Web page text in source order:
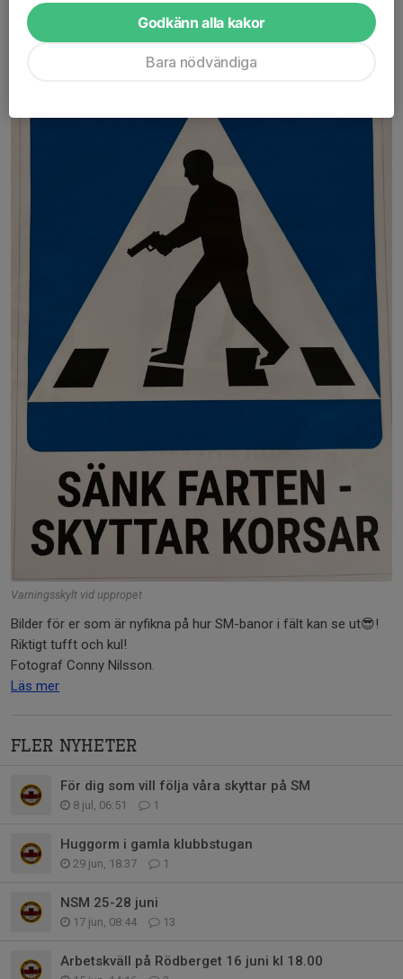
Hur svåra är fält banorna på ett
SM?
0 kommentarer
Varningsskylt vid uppropet
Bilder för er som är nyfikna på hur SM-banor i fält kan se ut😎!
Riktigt tufft och kul!
Fotograf Conny Nilsson.
Läs mer
Fler nyheter
För dig som vill följa våra skyttar på SM
8 jul, 06:51 1
Huggorm i gamla klubbstugan
29 jun, 18:37 1
NSM 25-28 juni
17 jun, 08:44 13
Arbetskväll på Rödberget 16 juni kl 18.00
Godkänn alla kakor
Bara nödvändiga